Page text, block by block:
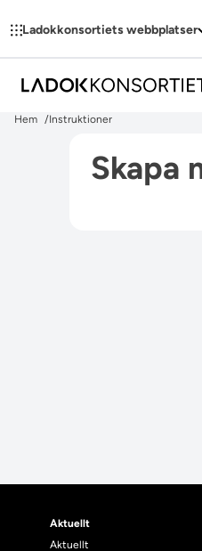
Ladokkonsortiets webbplatser
Hem Instruktioner
Skapa
Aktuellt
Aktuellt